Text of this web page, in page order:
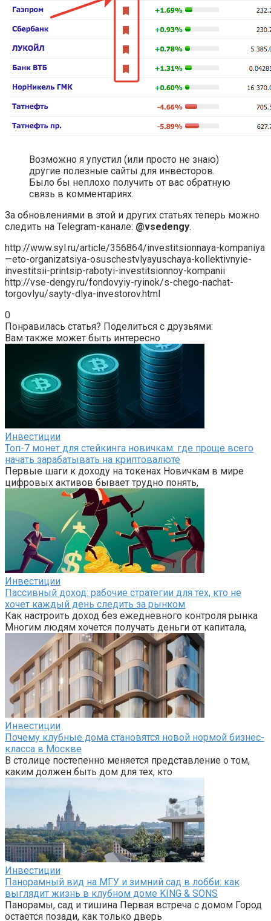
Возможно я упустил (или просто не знаю)
другие полезные сайты для инвесторов.
Было бы неплохо получить от вас обратную
связь в комментариях.
За обновлениями в этой и других статьях теперь можно
следить на Telegram-канале: @vsedengy.
http://www.syl.ru/article/356864/investitsionnaya-kompaniya
—eto-organizatsiya-osuschestvlyayuschaya-kollektivnyie-
investitsii-printsip-rabotyi-investitsionnoy-kompanii
http://vse-dengy.ru/fondovyiy-ryinok/s-chego-nachat-
torgovlyu/sayty-dlya-investorov.html
0
Понравилась статья? Поделиться с друзьями:
Вам также может быть интересно
Инвестиции
Топ-7 монет для стейкинга новичкам: где проще всего
начать зарабатывать на криптовалюте
Первые шаги к доходу на токенах Новичкам в мире
цифровых активов бывает трудно понять,
Инвестиции
Пассивный доход: рабочие стратегии для тех, кто не
хочет каждый день следить за рынком
Как настроить доход без ежедневного контроля рынка
Многим людям хочется получать деньги от капитала,
Инвестиции
Почему клубные дома становятся новой нормой бизнес-
класса в Москве
В столице постепенно меняется представление о том,
каким должен быть дом для тех, кто
Инвестиции
Панорамный вид на МГУ и зимний сад в лобби: как
выглядит жизнь в клубном доме KING & SONS
Панорамы, сад и тишина Первая встреча с домом Город
остается позади, как только дверь